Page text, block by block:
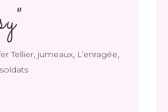
Tellier, jumeaux, L’enragée,
soldats